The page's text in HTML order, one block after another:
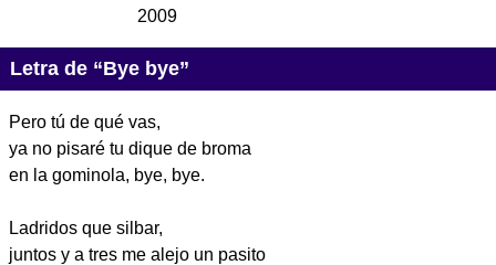
2009
Letra de “Bye bye”
Pero tú de qué vas,
ya no pisaré tu dique de broma
en la gominola, bye, bye.
Ladridos que silbar,
juntos y a tres me alejo un pasito